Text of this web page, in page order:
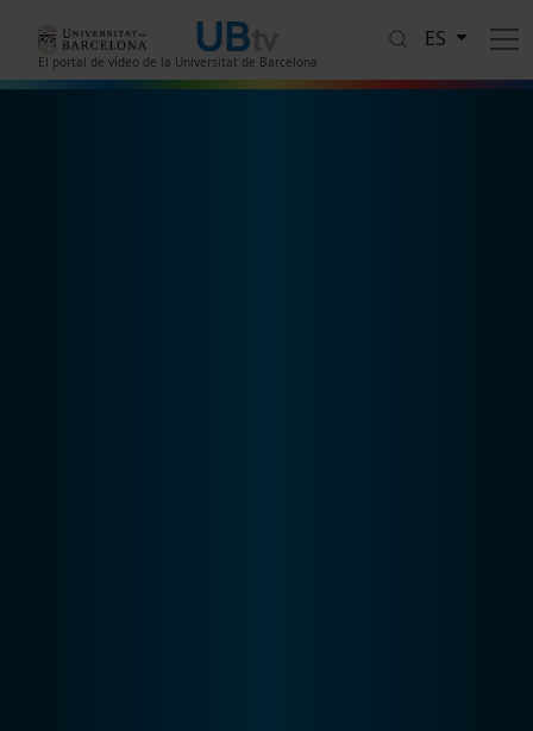
El portal de vídeo de la Universitat de Barcelona
ES